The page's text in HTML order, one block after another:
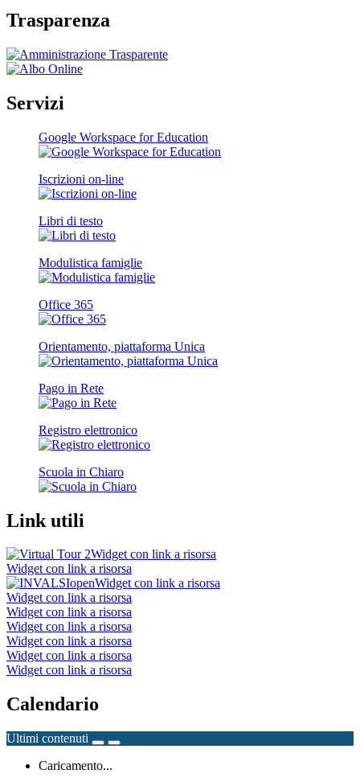
Trasparenza
Servizi
Google Workspace for Education
Iscrizioni on-line
Libri di testo
Modulistica famiglie
Office 365
Orientamento, piattaforma Unica
Pago in Rete
Registro elettronico
Scuola in Chiaro
Link utili
Widget con link a risorsa
Widget con link a risorsa
Widget con link a risorsa
Widget con link a risorsa
Widget con link a risorsa
Widget con link a risorsa
Widget con link a risorsa
Widget con link a risorsa
Widget con link a risorsa
Calendario
Ultimi contenuti
Caricamento...